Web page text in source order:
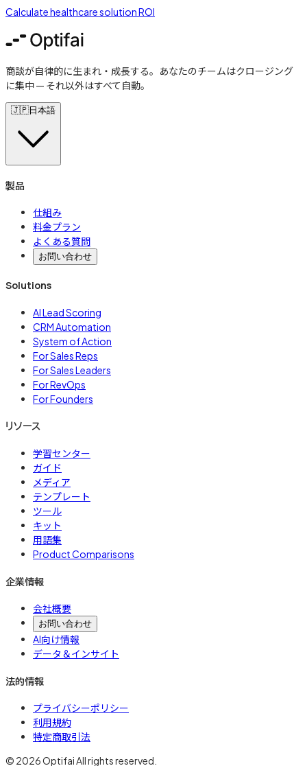
Calculate healthcare solution ROI
商談が自律的に生まれ・成長する。あなたのチームはクロージング
に集中 — それ以外はすべて自動。
🇯🇵日本語
製品
仕組み
料金プラン
よくある質問
お問い合わせ
Solutions
AI Lead Scoring
CRM Automation
System of Action
For Sales Reps
For Sales Leaders
For RevOps
For Founders
リソース
学習センター
ガイド
メディア
テンプレート
ツール
キット
用語集
Product Comparisons
企業情報
会社概要
お問い合わせ
AI向け情報
データ＆インサイト
法的情報
プライバシーポリシー
利用規約
特定商取引法
© 2026 Optifai All rights reserved.